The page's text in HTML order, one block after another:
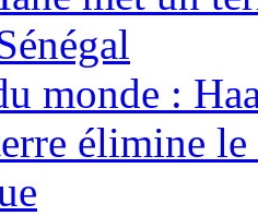
monde :
élimine